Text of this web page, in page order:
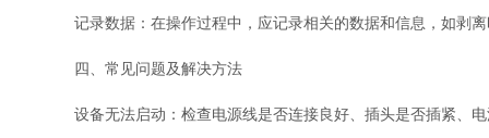
记录数据：在操作过程中，应记录相关的数据和信息，如剥离
四、常见问题及解决方法
设备无法启动：检查电源线是否连接良好、插头是否插紧、电